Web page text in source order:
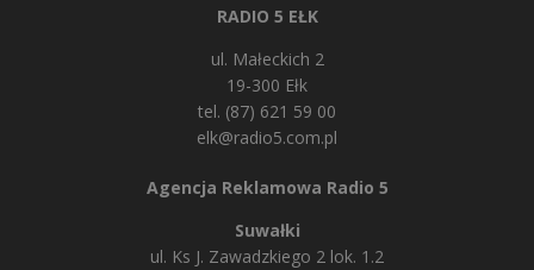
RADIO 5 EŁK
ul. Małeckich 2
19-300 Ełk
tel. (87) 621 59 00
elk@radio5.com.pl
Agencja Reklamowa Radio 5
Suwałki
ul. Ks J. Zawadzkiego 2 lok. 1.2